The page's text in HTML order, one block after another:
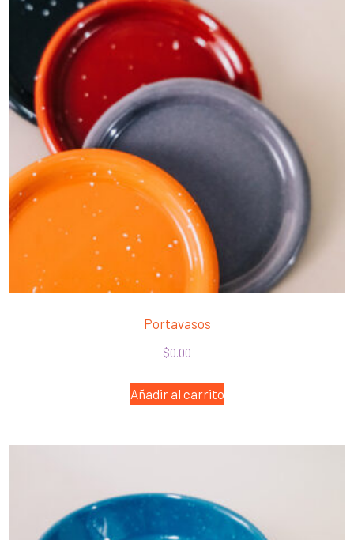
Portavasos
$0.00
Añadir al carrito